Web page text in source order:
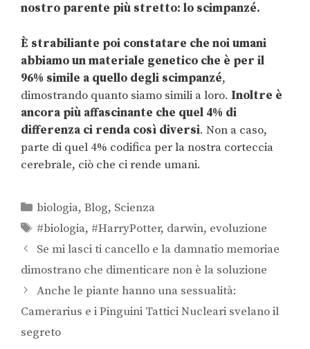
nostro parente più stretto: lo scimpanzé.
È strabiliante poi constatare che noi umani
abbiamo un materiale genetico che è per il
96% simile a quello degli scimpanzé,
dimostrando quanto siamo simili a loro. Inoltre è
ancora più affascinante che quel 4% di
differenza ci renda così diversi. Non a caso,
parte di quel 4% codifica per la nostra corteccia
cerebrale, ciò che ci rende umani.
biologia,Blog, Scienza
#biologia, #HarryPotter, darwin, evoluzione
Se mi lasci ti cancello e la damnatio memoriae
dimostrano che dimenticare non è la soluzione
Anche le piante hanno una sessualità:
Camerarius e i Pinguini Tattici Nucleari svelano il
segreto